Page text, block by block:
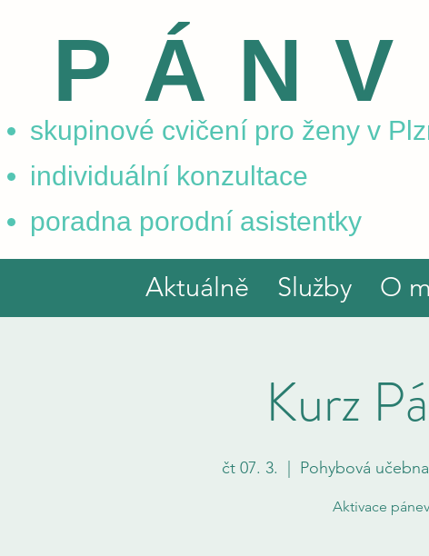
skupinové cvičení pro ženy v
individuální konzultace
poradna porodní asistentky
Aktuálně Služby O
Kurz
čt 07. 3. Pohybová
Aktivace